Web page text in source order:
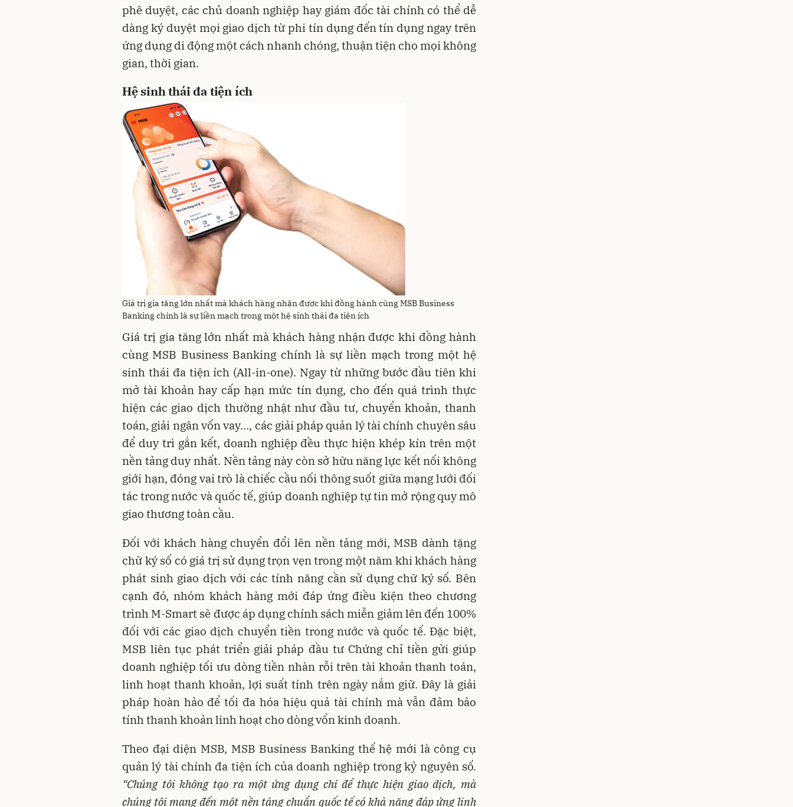
phê duyệt, các chủ doanh nghiệp hay giám đốc tài chính có thể dễ
dàng ký duyệt mọi giao dịch từ phi tín dụng đến tín dụng ngay trên
ứng dụng di động một cách nhanh chóng, thuận tiện cho mọi không
gian, thời gian.
Hệ sinh thái đa tiện ích
Giá trị gia tăng lớn nhất mà khách hàng nhận được khi đồng hành cùng MSB Business
Banking chính là sự liền mạch trong một hệ sinh thái đa tiện ích
Giá trị gia tăng lớn nhất mà khách hàng nhận được khi đồng hành
cùng MSB Business Banking chính là sự liền mạch trong một hệ
sinh thái đa tiện ích (All-in-one). Ngay từ những bước đầu tiên khi
mở tài khoản hay cấp hạn mức tín dụng, cho đến quá trình thực
hiện các giao dịch thường nhật như đầu tư, chuyển khoản, thanh
toán, giải ngân vốn vay…, các giải pháp quản lý tài chính chuyên sâu
để duy trì gắn kết, doanh nghiệp đều thực hiện khép kín trên một
nền tảng duy nhất. Nền tảng này còn sở hữu năng lực kết nối không
giới hạn, đóng vai trò là chiếc cầu nối thông suốt giữa mạng lưới đối
tác trong nước và quốc tế, giúp doanh nghiệp tự tin mở rộng quy mô
giao thương toàn cầu.
Đối với khách hàng chuyển đổi lên nền tảng mới, MSB dành tặng
chữ ký số có giá trị sử dụng trọn vẹn trong một năm khi khách hàng
phát sinh giao dịch với các tính năng cần sử dụng chữ ký số. Bên
cạnh đó, nhóm khách hàng mới đáp ứng điều kiện theo chương
trình M-Smart sẽ được áp dụng chính sách miễn giảm lên đến 100%
đối với các giao dịch chuyển tiền trong nước và quốc tế. Đặc biệt,
MSB liên tục phát triển giải pháp đầu tư Chứng chỉ tiền gửi giúp
doanh nghiệp tối ưu dòng tiền nhàn rỗi trên tài khoản thanh toán,
linh hoạt thanh khoản, lợi suất tính trên ngày nắm giữ. Đây là giải
pháp hoàn hảo để tối đa hóa hiệu quả tài chính mà vẫn đảm bảo
tính thanh khoản linh hoạt cho dòng vốn kinh doanh.
Theo đại diện MSB, MSB Business Banking thế hệ mới là công cụ
quản lý tài chính đa tiện ích của doanh nghiệp trong kỷ nguyên số.
“Chúng tôi không tạo ra một ứng dụng chỉ để thực hiện giao dịch, mà
chúng tôi mang đến một nền tảng chuẩn quốc tế có khả năngđáp ứng linh